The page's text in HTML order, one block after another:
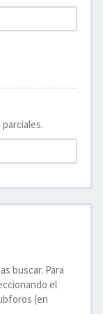
buscar. Para
el
(en